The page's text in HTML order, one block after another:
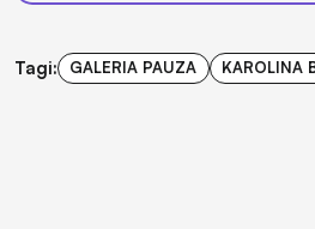
Tagi: GALERIA PAUZA KAROLINA